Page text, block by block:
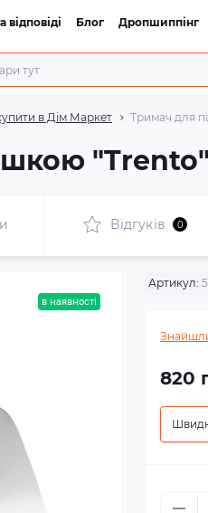
відповіді Блог Дропшиппінг
в Дім Маркет Тримач для
Відгуків 0
в наявності
Артикул:
820